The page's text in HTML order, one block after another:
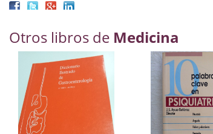
Otros libros de Medicina